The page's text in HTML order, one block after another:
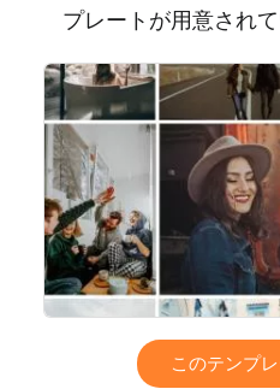
プレートが用意されて
このテンプ